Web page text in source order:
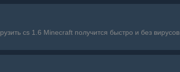
cs 1.6 Minecraft получится быстро и без вирусов.